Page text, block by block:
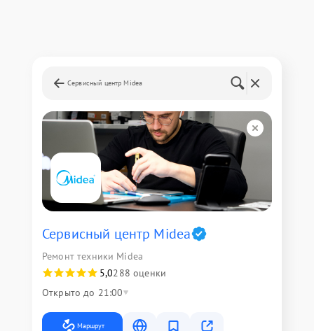
Сервисный центр Midea
Сервисный центр Midea
Ремонт техники Midea
5,0288 оценки
Открыто до 21:00
Маршрут